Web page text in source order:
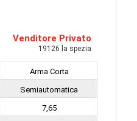
Venditore Privato
19126 la spezia
Arma Corta
Semiautomatica
7,65